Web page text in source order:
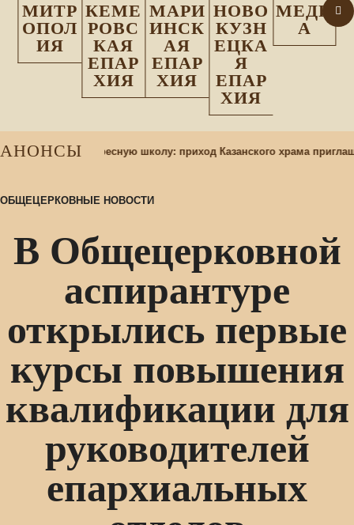
МИТР
ОПОЛ
ИЯ
КЕМЕ
РОВС
КАЯ
ЕПАР
ХИЯ
МАРИ
ИНСК
АЯ
ЕПАР
ХИЯ
НОВО
КУЗН
ЕЦКА
Я
ЕПАР
ХИЯ
МЕДИ
А
АНОНСЫ
учащихся в воскресную школу: приход Казанского храма
ОБЩЕЦЕРКОВНЫЕ НОВОСТИ
В Общецерковной
аспирантуре
открылись первые
курсы повышения
квалификации для
руководителей
епархиальных